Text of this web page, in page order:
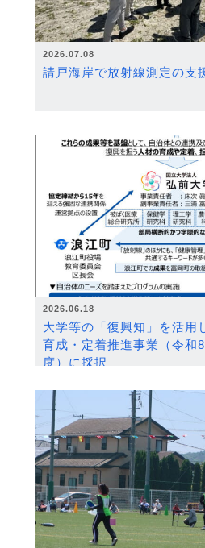
2026.07.08
請戸海岸で放射線測定の支
2026.06.18
大学等の「復興知」を活用
育成・定着推進事業（令和
度）に採択